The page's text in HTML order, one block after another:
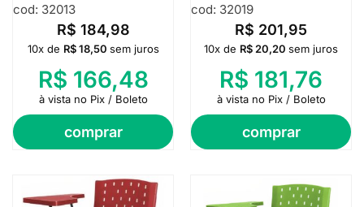
cod: 32013
R$ 184,98
comprar
10x de R$18,50 sem juros
R$ 166,48
à vista no Pix / Boleto
cod: 32019
R$ 201,95
comprar
10x de R$ 20,20 sem juros
R$ 181,76
à vista no Pix / Boleto